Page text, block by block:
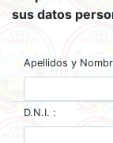
sus datos
Apellidos y
D.N.I. :